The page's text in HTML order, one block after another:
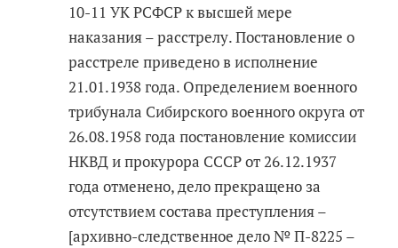
10-11 УК РСФСР к высшей мере
наказания – расстрелу. Постановление о
расстреле приведено в исполнение
21.01.1938 года. Определением военного
трибунала Сибирского военного округа от
26.08.1958 года постановление комиссии
НКВД и прокурора СССР от 26.12.1937
года отменено, дело прекращено за
отсутствием состава преступления –
[архивно-следственное дело № П-8225 –